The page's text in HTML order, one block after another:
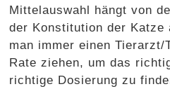
Mittelauswahl hängt von
der Konstitution der Katze
man immer einen
Rate ziehen, um das
richtige Dosierung zu